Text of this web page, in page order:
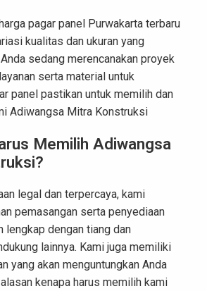
pagar panel Purwakarta terbaru
kualitas dan ukuran yang
sedang merencanakan proyek
serta material untuk
panel pastikan untuk memilih dan
Adiwangsa Mitra Konstruksi
Memilih Adiwangsa
legal dan terpercaya, kami
pemasangan serta penyediaan
lengkap dengan tiang dan
lainnya. Kami juga memiliki
yang akan menguntungkan Anda
kenapa harus memilih kami